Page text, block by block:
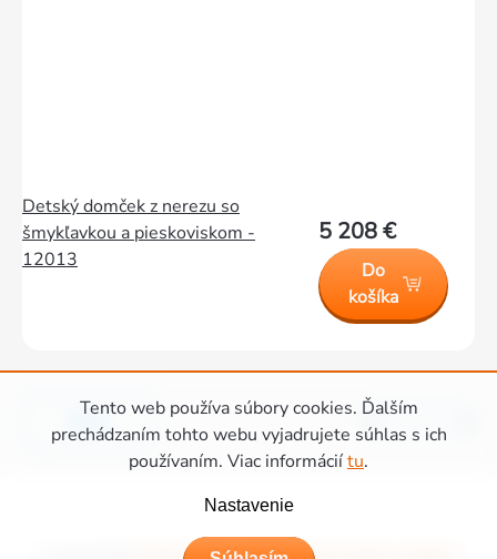
Tento web používa súbory cookies. Ďalším
prechádzaním tohto webu vyjadrujete súhlas s ich
používaním. Viac informáciítu.
Nastavenie
Detský domček z nerezu so
šmykľavkou a pieskoviskom -
12013
5 208 €
Do
košíka
Ovládacie
1
Hore